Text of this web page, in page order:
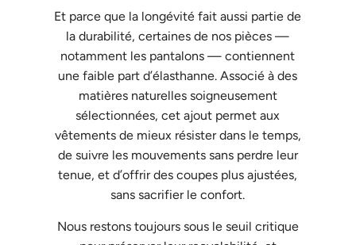
Et parce que la longévité fait aussi partie de
la durabilité, certaines de nos pièces —
notamment les pantalons — contiennent
une faible part d’élasthanne. Associé à des
matières naturelles soigneusement
sélectionnées, cet ajout permet aux
vêtements de mieux résister dans le temps,
de suivre les mouvements sans perdre leur
tenue, et d’offrir des coupes plus ajustées,
sans sacrifier le confort.
Nous restons toujours sous le seuil critique